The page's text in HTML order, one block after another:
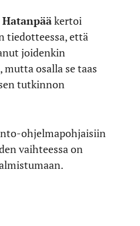
kertoi
tiedotteessa, että
joidenkin
osalla se taas
tutkinnon
ohjelmapohjaisiin
vaihteessa on